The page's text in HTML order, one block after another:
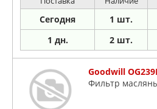
Сегодня 1 шт.
1 дн. 2 шт.
Goodwill
Фильтр